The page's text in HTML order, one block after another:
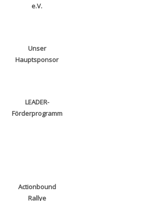
e.V.
Unser
Hauptsponsor
LEADER-
Förderprogramm
Actionbound
Rallye